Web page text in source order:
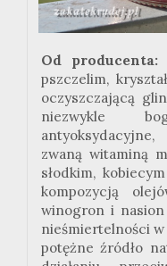
Od producenta:
pszczelim,
oczyszczającą
niezwykle
zwaną witaminą
słodkim,
kompozycją
winogron i nasion
nieśmiertelności
potężne źródło